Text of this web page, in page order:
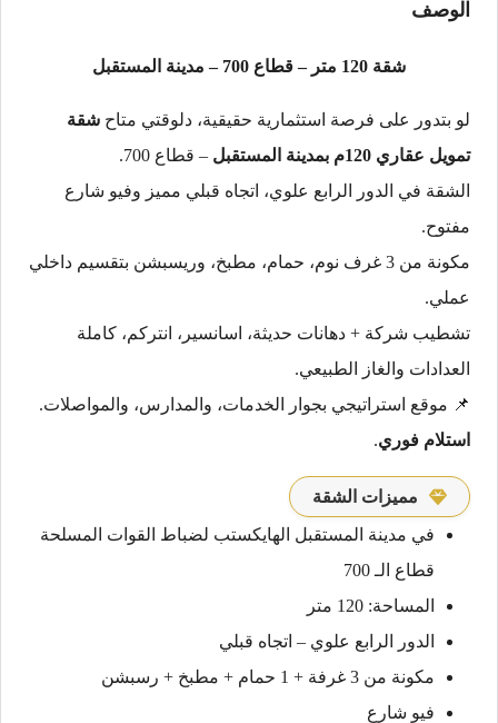
الوصف
شقة 120 متر – قطاع 700 – مدينة المستقبل
لو بتدور على فرصة استثمارية حقيقية، دلوقتي متاح شقة
تمويل عقاري 120م بمدينة المستقبل
– قطاع 700.
الشقة في الدور الرابع علوي، اتجاه قبلي مميز وفيو شارع
مفتوح.
مكونة من 3 غرف نوم، حمام، مطبخ، وريسبشن بتقسيم داخلي
عملي.
تشطيب شركة + دهانات حديثة، اسانسير، انتركم، كاملة
العدادات والغاز الطبيعي.
📌 موقع استراتيجي بجوار الخدمات، والمدارس، والمواصلات.
استلام فوري.
مميزات الشقة
في مدينة المستقبل الهايكستب لضباط القوات المسلحة
قطاع الـ 700
المساحة: 120 متر
الدور الرابع علوي – اتجاه قبلي
مكونة من 3 غرفة + 1 حمام + مطبخ + رسبشن
فيو شارع